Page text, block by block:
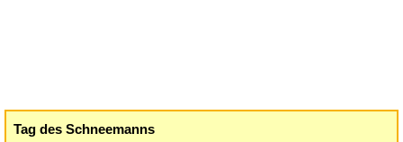
Tag des Schneemanns